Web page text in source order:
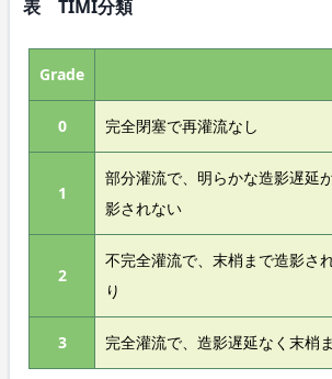
表 TIMI分類
Grade
0 完全閉塞で再灌流なし
1
部分灌流で、明らかな造影遅延
影されない
2
不完全灌流で、末梢まで造影さ
り
3 完全灌流で、造影遅延なく末梢